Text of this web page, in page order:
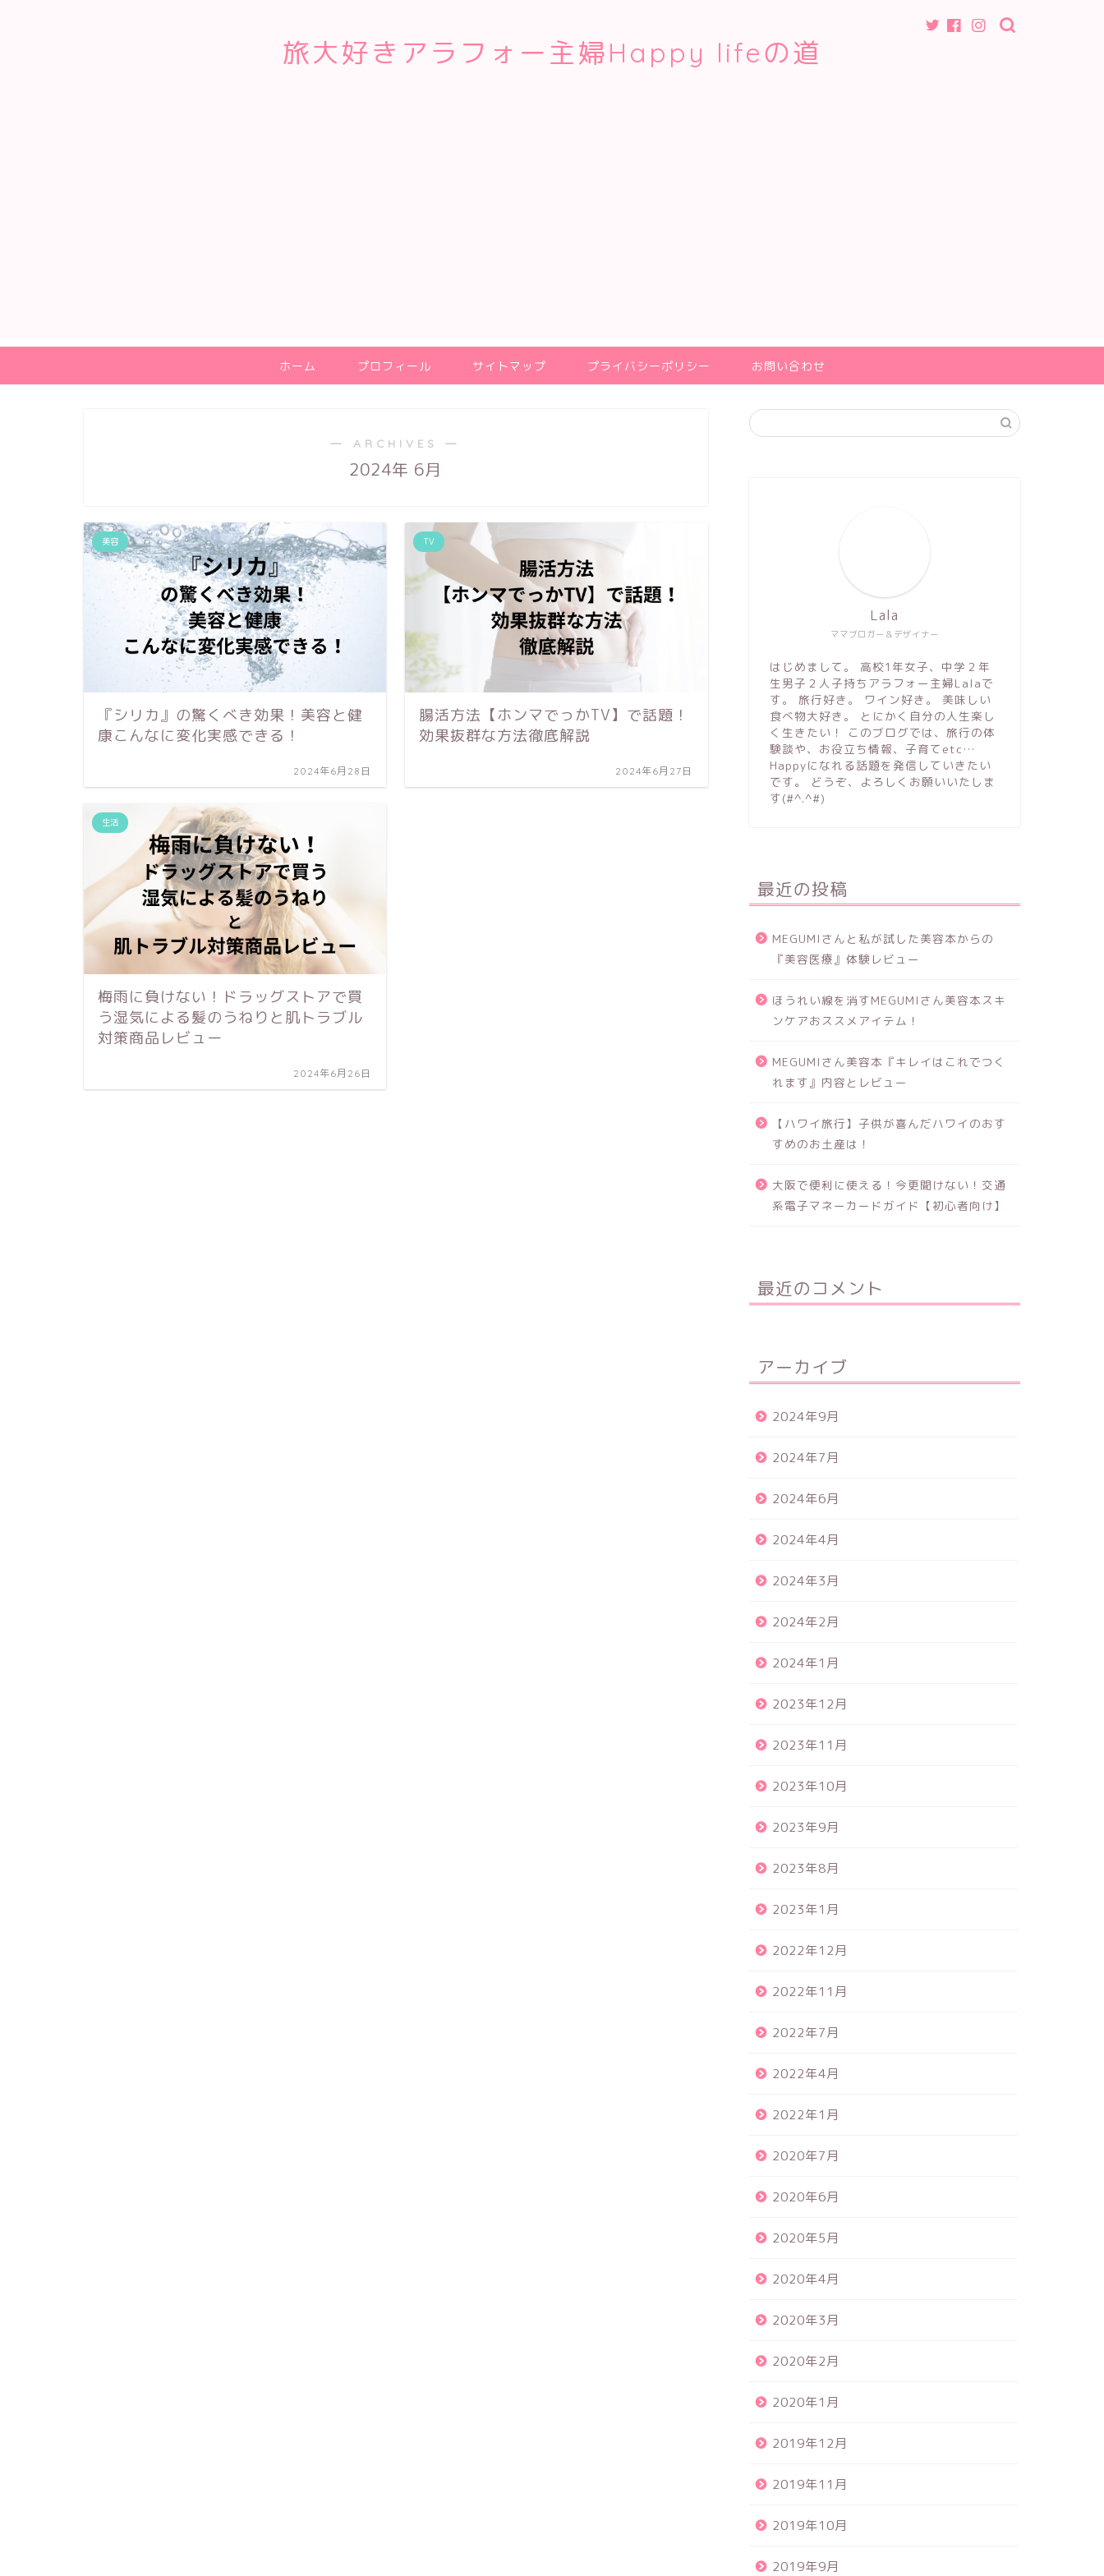
旅大好きアラフォー主婦Happy lifeの道
ホーム プロフィール サイトマップ プライバシーポリシー お問い合わせ
― ARCHIVES ―
2024年 6月
美容
『シリカ』の驚くべき効果！美容と健
康こんなに変化実感できる！
2024年6月28日
TV
腸活方法【ホンマでっかTV】で話題！
効果抜群な方法徹底解説
2024年6月27日
生活
梅雨に負けない！ドラッグストアで買
う湿気による髪のうねりと肌トラブル
対策商品レビュー
2024年6月26日
ママブロガー＆デザイナー
Lala
はじめまして。 高校1年女子、中学２年
生男子２人子持ちアラフォー主婦Lalaで
す。 旅行好き。 ワイン好き。 美味しい
食べ物大好き。 とにかく自分の人生楽し
く生きたい！ このブログでは、旅行の体
験談や、お役立ち情報、子育てetc…
Happyになれる話題を発信していきたい
です。 どうぞ、よろしくお願いいたしま
す(#^.^#)
最近の投稿
MEGUMIさんと私が試した美容本からの
『美容医療』体験レビュー
ほうれい線を消すMEGUMIさん美容本スキ
ンケアおススメアイテム！
MEGUMIさん美容本『キレイはこれでつく
れます』内容とレビュー
【ハワイ旅行】子供が喜んだハワイのおす
すめのお土産は！
大阪で便利に使える！今更聞けない！交通
系電子マネーカードガイド【初心者向け】
最近のコメント
アーカイブ
2024年9月
2024年7月
2024年6月
2024年4月
2024年3月
2024年2月
2024年1月
2023年12月
2023年11月
2023年10月
2023年9月
2023年8月
2023年1月
2022年12月
2022年11月
2022年7月
2022年4月
2022年1月
2020年7月
2020年6月
2020年5月
2020年4月
2020年3月
2020年2月
2020年1月
2019年12月
2019年11月
2019年10月
2019年9月